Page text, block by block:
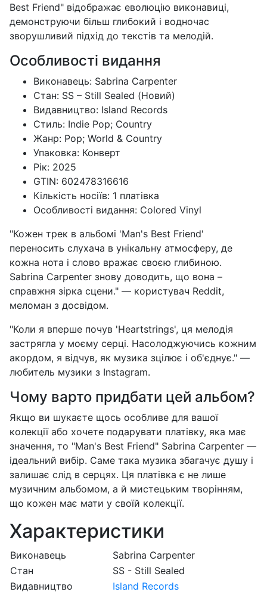
Best Friend" відображає еволюцію виконавиці,
демонструючи більш глибокий і водночас
зворушливий підхід до текстів та мелодій.
Особливості видання
Виконавець: Sabrina Carpenter
Стан: SS – Still Sealed (Новий)
Видавництво: Island Records
Стиль: Indie Pop; Country
Жанр: Pop; World & Country
Упаковка: Конверт
Рік: 2025
GTIN: 602478316616
Кількість носіїв: 1 платівка
Особливості видання: Colored Vinyl
"Кожен трек в альбомі 'Man's Best Friend'
переносить слухача в унікальну атмосферу, де
кожна нота і слово вражає своєю глибиною.
Sabrina Carpenter знову доводить, що вона –
справжня зірка сцени." — користувач Reddit,
меломан з досвідом.
"Коли я вперше почув 'Heartstrings', ця мелодія
застрягла у моєму серці. Насолоджуючись кожним
акордом, я відчув, як музика зцілює і об'єднує." —
любитель музики з Instagram.
Чому варто придбати цей альбом?
Якщо ви шукаєте щось особливе для вашої
колекції або хочете подарувати платівку, яка має
значення, то "Man's Best Friend" Sabrina Carpenter —
ідеальний вибір. Саме така музика збагачує душу і
залишає слід в серцях. Ця платівка є не лише
музичним альбомом, а й мистецьким творінням,
що кожен має мати у своїй колекції.
Характеристики
Виконавець
Sabrina Carpenter
Стан
SS - Still Sealed
Видавництво
Island Records